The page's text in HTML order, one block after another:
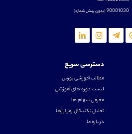
90001030(بدون پیش شماره)
دسترسی سریع
مطالب آموزشی بورس
لیست دوره های آموزشی
معرفی سهام ها
تحلیل تکنیکال رمز ارزها
درباره ما